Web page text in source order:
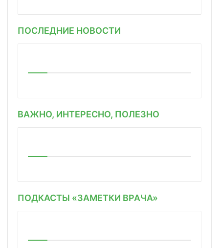
ПОСЛЕДНИЕ НОВОСТИ
ВАЖНО, ИНТЕРЕСНО, ПОЛЕЗНО
ПОДКАСТЫ «ЗАМЕТКИ ВРАЧА»